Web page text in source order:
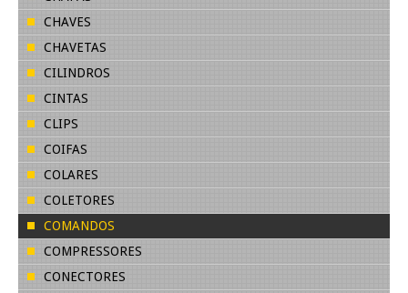
CHAVES
CHAVETAS
CILINDROS
CINTAS
CLIPS
COIFAS
COLARES
COLETORES
COMANDOS
COMPRESSORES
CONECTORES